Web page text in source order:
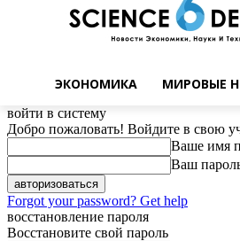
ЭКОНОМИКА МИРОВЫЕ
войти в систему
Добро пожаловать! Войдите в свою
Ваше имя
Ваш
Forgot your password? Get help
восстановление пароля
Восстановите свой пароль